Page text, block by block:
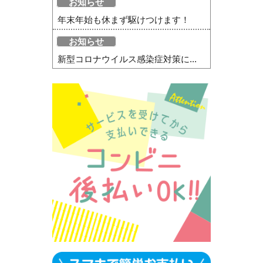
お知らせ
年末年始も休まず駆けつけます！
お知らせ
新型コロナウイルス感染症対策に...